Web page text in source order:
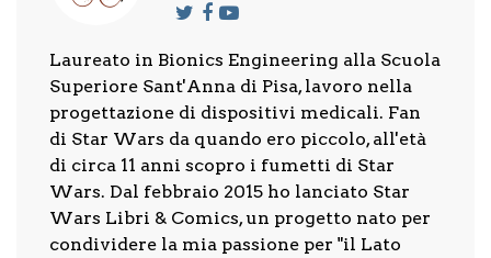
Laureato in Bionics Engineering alla Scuola
Superiore Sant'Anna di Pisa, lavoro nella
progettazione di dispositivi medicali. Fan
di Star Wars da quando ero piccolo, all'età
di circa 11 anni scopro i fumetti di Star
Wars. Dal febbraio 2015 ho lanciato Star
Wars Libri & Comics, un progetto nato per
condividere la mia passione per "il Lato